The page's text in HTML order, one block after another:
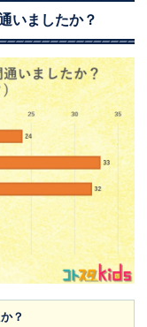
いましたか？
？